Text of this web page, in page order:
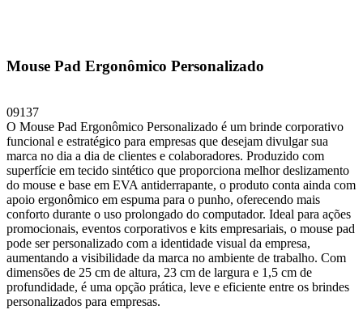
Mouse Pad Ergonômico Personalizado
09137
O Mouse Pad Ergonômico Personalizado é um brinde corporativo
funcional e estratégico para empresas que desejam divulgar sua
marca no dia a dia de clientes e colaboradores. Produzido com
superfície em tecido sintético que proporciona melhor deslizamento
do mouse e base em EVA antiderrapante, o produto conta ainda com
apoio ergonômico em espuma para o punho, oferecendo mais
conforto durante o uso prolongado do computador. Ideal para ações
promocionais, eventos corporativos e kits empresariais, o mouse pad
pode ser personalizado com a identidade visual da empresa,
aumentando a visibilidade da marca no ambiente de trabalho. Com
dimensões de 25 cm de altura, 23 cm de largura e 1,5 cm de
profundidade, é uma opção prática, leve e eficiente entre os brindes
personalizados para empresas.